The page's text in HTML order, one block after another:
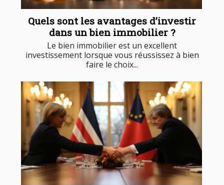
Quels sont les avantages d’investir
dans un bien immobilier ?
Le bien immobilier est un excellent
investissement lorsque vous réussissez à bien
faire le choix...